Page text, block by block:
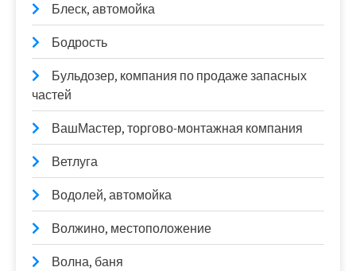
Блеск, автомойка
Бодрость
Бульдозер, компания по продаже запасных
частей
ВашМастер, торгово-монтажная компания
Ветлуга
Водолей, автомойка
Волжино, местоположение
Волна, баня